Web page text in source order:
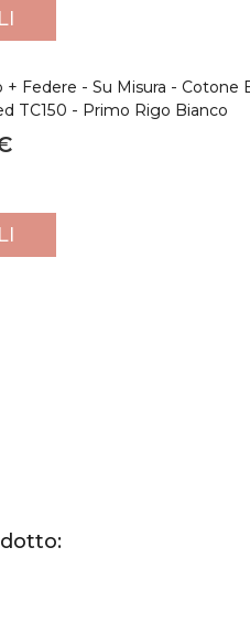
+ Federe - Su Misura - Cotone
TC150 - Primo Rigo Bianco